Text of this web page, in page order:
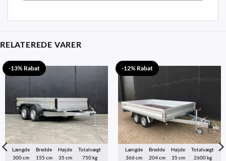
RELATEREDE VARER
-13% Rabat
Længde
300 cm
Bredde
155 cm
Højde
35 cm
Totalvægt
750 kg
-12% Rabat
Længde
366 cm
Bredde
204 cm
Højde
35 cm
Totalvægt
2600 kg